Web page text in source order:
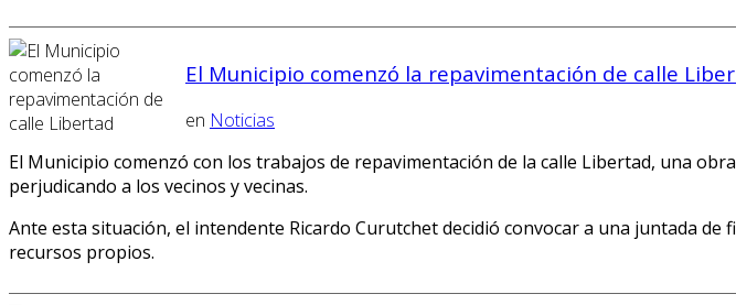
El Municipio comenzó la repavimentación de calle
en Noticias
El Municipio comenzó con los trabajos de repavimentación de la calle Libertad, una
perjudicando a los vecinos y vecinas.
Ante esta situación, el intendente Ricardo Curutchet decidió convocar a una juntada
recursos propios.